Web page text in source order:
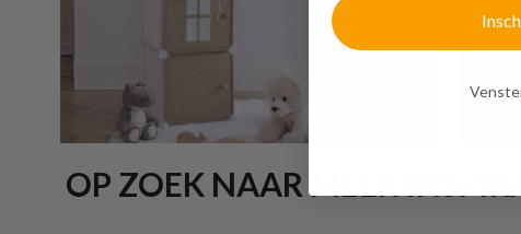
OP ZOEK NAAR MEER